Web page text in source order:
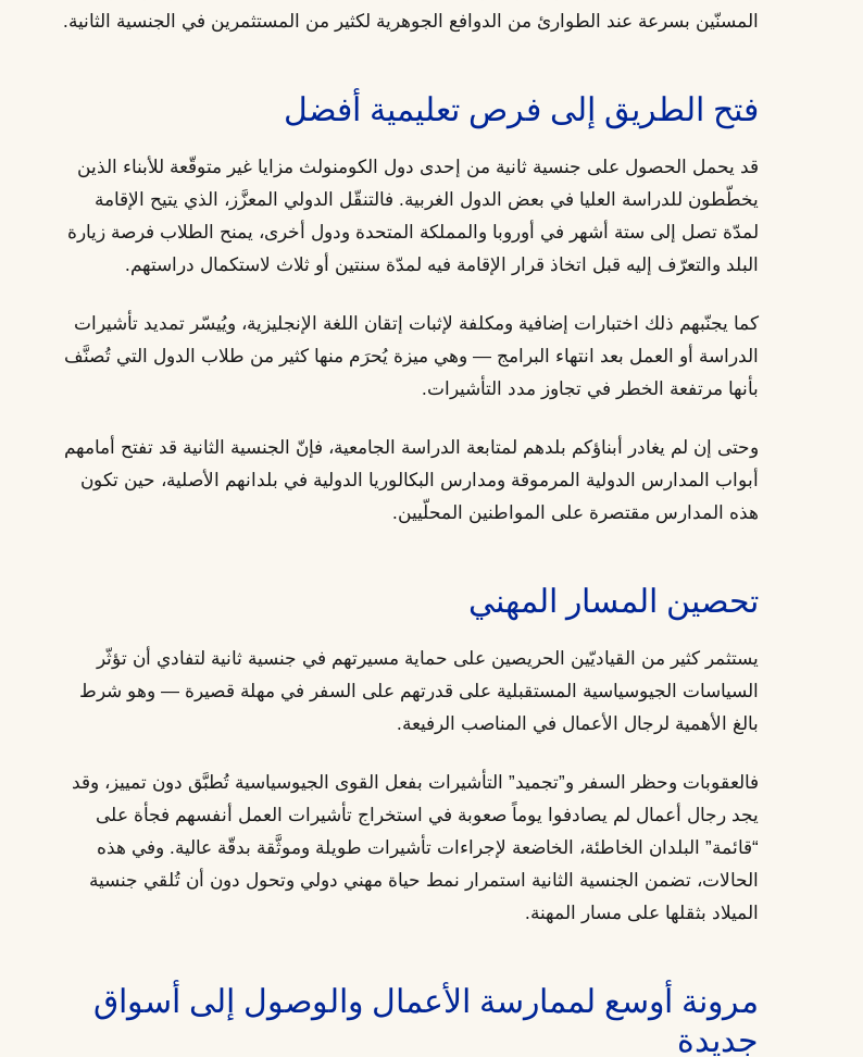
المسنّين بسرعة عند الطوارئ من الدوافع الجوهرية لكثير من المستثمرين في الجنسية الثانية.
فتح الطريق إلى فرص تعليمية أفضل
قد يحمل الحصول على جنسية ثانية من إحدى دول الكومنولث مزايا غير متوقّعة للأبناء الذين
يخطّطون للدراسة العليا في بعض الدول الغربية. فالتنقّل الدولي المعزَّز، الذي يتيح الإقامة
لمدّة تصل إلى ستة أشهر في أوروبا والمملكة المتحدة ودول أخرى، يمنح الطلاب فرصة زيارة
البلد والتعرّف إليه قبل اتخاذ قرار الإقامة فيه لمدّة سنتين أو ثلاث لاستكمال دراستهم.
كما يجنّبهم ذلك اختبارات إضافية ومكلفة لإثبات إتقان اللغة الإنجليزية، ويُيسّر تمديد تأشيرات
الدراسة أو العمل بعد انتهاء البرامج — وهي ميزة يُحرَم منها كثير من طلاب الدول التي تُصنَّف
بأنها مرتفعة الخطر في تجاوز مدد التأشيرات.
وحتى إن لم يغادر أبناؤكم بلدهم لمتابعة الدراسة الجامعية، فإنّ الجنسية الثانية قد تفتح أمامهم
أبواب المدارس الدولية المرموقة ومدارس البكالوريا الدولية في بلدانهم الأصلية، حين تكون
هذه المدارس مقتصرة على المواطنين المحلّيين.
تحصين المسار المهني
يستثمر كثير من القياديّين الحريصين على حماية مسيرتهم في جنسية ثانية لتفادي أن تؤثّر
السياسات الجيوسياسية المستقبلية على قدرتهم على السفر في مهلة قصيرة — وهو شرط
بالغ الأهمية لرجال الأعمال في المناصب الرفيعة.
فالعقوبات وحظر السفر و”تجميد” التأشيرات بفعل القوى الجيوسياسية تُطبَّق دون تمييز، وقد
يجد رجال أعمال لم يصادفوا يوماً صعوبة في استخراج تأشيرات العمل أنفسهم فجأة على
“قائمة” البلدان الخاطئة، الخاضعة لإجراءات تأشيرات طويلة وموثَّقة بدقّة عالية. وفي هذه
الحالات، تضمن الجنسية الثانية استمرار نمط حياة مهني دولي وتحول دون أن تُلقي جنسية
الميلاد بثقلها على مسار المهنة.
مرونة أوسع لممارسة الأعمال والوصول إلى أسواق
جديدة